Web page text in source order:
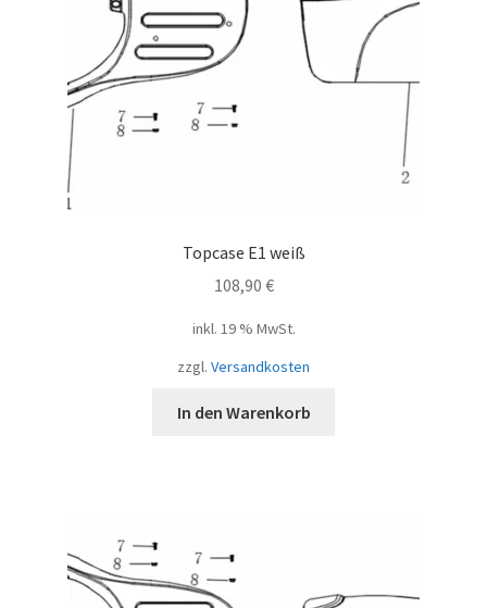
Topcase E1 weiß
108,90 €
inkl. 19 % MwSt.
zzgl. Versandkosten
In den Warenkorb